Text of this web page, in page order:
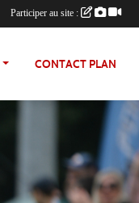
CONTACT PLAN
Participer au site :